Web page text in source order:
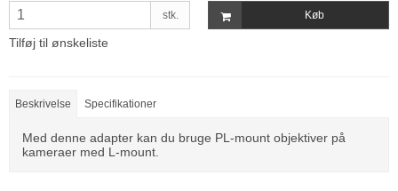
stk. Køb
Tilføj til ønskeliste
Beskrivelse Specifikationer
Med denne adapter kan du bruge PL-mount objektiver på
kameraer med L-mount.